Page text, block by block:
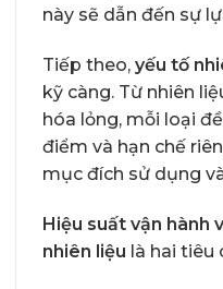
này sẽ dẫn đến sự
Tiếp theo, yếu tố
kỹ càng. Từ nhiên
hóa lỏng, mỗi loại
điểm và hạn chế
mục đích sử dụng
Hiệu suất vận hành
nhiên liệu là hai tiêu